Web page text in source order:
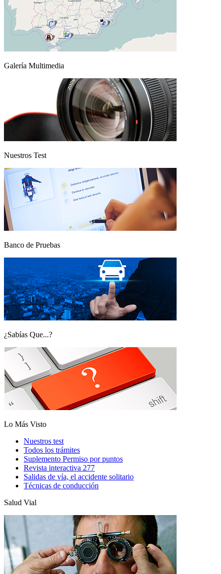
Galería Multimedia
Nuestros Test
Banco de Pruebas
¿Sabías Que...?
Lo Más Visto
Nuestros test
Todos los trámites
Suplemento Permiso por puntos
Revista interactiva 277
Salidas de vía, el accidente solitario
Técnicas de conducción
Salud Vial